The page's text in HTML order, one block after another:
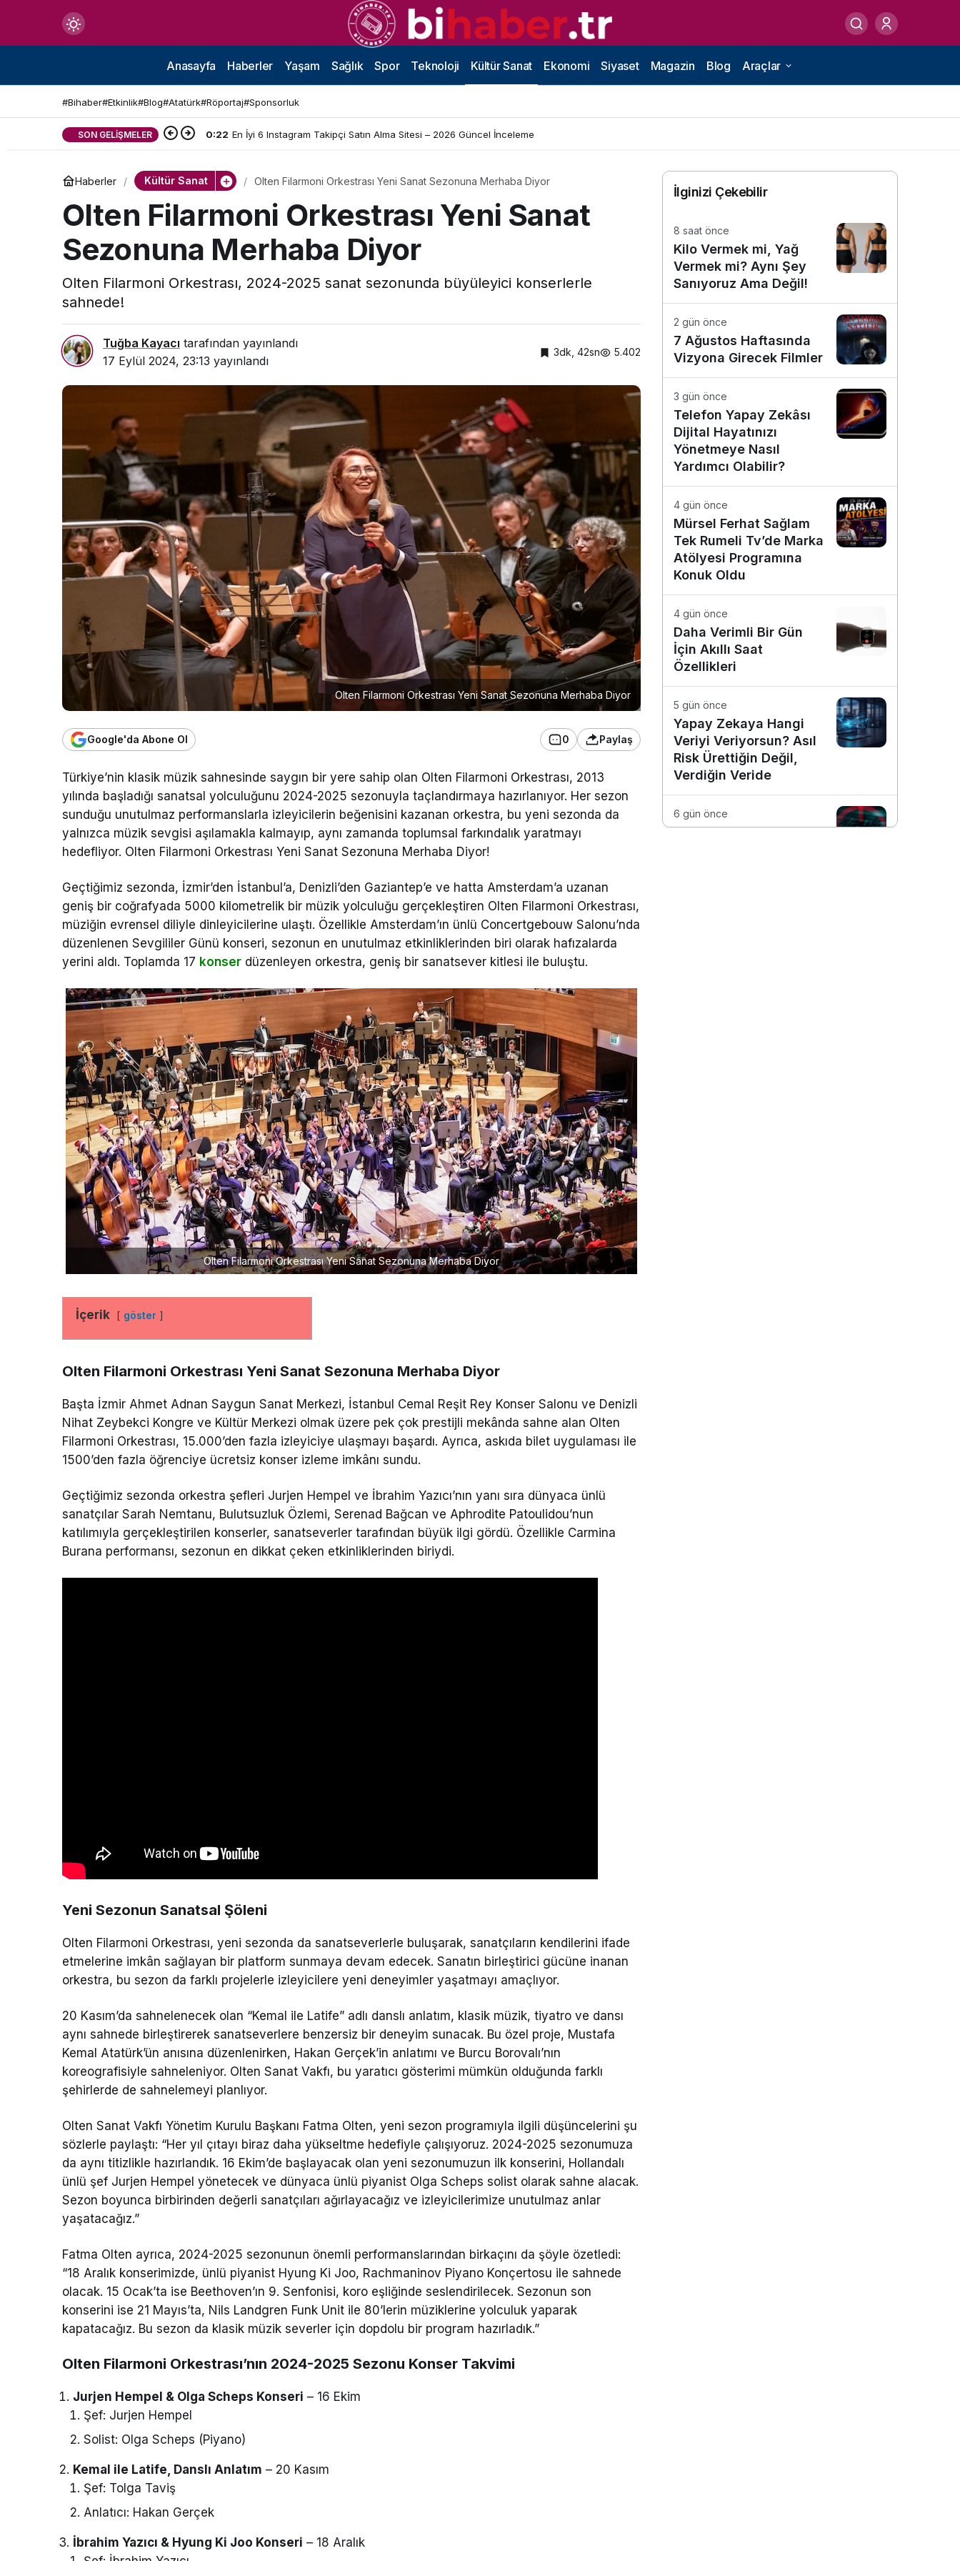
Mod
değiştir
Anasayfa Haberler Yaşam Sağlık Spor Teknoloji Kültür Sanat Ekonomi Siyaset Magazin Blog Araçlar
#Bihaber#Etkinlik#Blog#Atatürk#Röportaj#Sponsorluk
SON GELIŞMELER 0:22 En İyi 6 Instagram Takipçi Satın Alma Sitesi – 2026 Güncel İnceleme
Haberler Kültür Sanat Olten Filarmoni Orkestrası Yeni Sanat Sezonuna Merhaba Diyor
Olten Filarmoni Orkestrası Yeni Sanat
Sezonuna Merhaba Diyor
Olten Filarmoni Orkestrası, 2024-2025 sanat sezonunda büyüleyici konserlerle
sahnede!
Tuğba Kayacı tarafından yayınlandı
17 Eylül 2024, 23:13 yayınlandı
3dk, 42sn 5.402
Olten Filarmoni Orkestrası Yeni Sanat Sezonuna Merhaba Diyor
Google'da Abone Ol 0 Paylaş
Türkiye’nin klasik müzik sahnesinde saygın bir yere sahip olan Olten Filarmoni Orkestrası, 2013
yılında başladığı sanatsal yolculuğunu 2024-2025 sezonuyla taçlandırmaya hazırlanıyor. Her sezon
sunduğu unutulmaz performanslarla izleyicilerin beğenisini kazanan orkestra, bu yeni sezonda da
yalnızca müzik sevgisi aşılamakla kalmayıp, aynı zamanda toplumsal farkındalık yaratmayı
hedefliyor. Olten Filarmoni Orkestrası Yeni Sanat Sezonuna Merhaba Diyor!
Geçtiğimiz sezonda, İzmir’den İstanbul’a, Denizli’den Gaziantep’e ve hatta Amsterdam’a uzanan
geniş bir coğrafyada 5000 kilometrelik bir müzik yolculuğu gerçekleştiren Olten Filarmoni Orkestrası,
müziğin evrensel diliyle dinleyicilerine ulaştı. Özellikle Amsterdam’ın ünlü Concertgebouw Salonu’nda
düzenlenen Sevgililer Günü konseri, sezonun en unutulmaz etkinliklerinden biri olarak hafızalarda
yerini aldı. Toplamda 17 konser düzenleyen orkestra, geniş bir sanatsever kitlesi ile buluştu.
Olten Filarmoni Orkestrası Yeni Sanat Sezonuna Merhaba Diyor
İçerik göster
Olten Filarmoni Orkestrası Yeni Sanat Sezonuna Merhaba Diyor
Başta İzmir Ahmet Adnan Saygun Sanat Merkezi, İstanbul Cemal Reşit Rey Konser Salonu ve Denizli
Nihat Zeybekci Kongre ve Kültür Merkezi olmak üzere pek çok prestijli mekânda sahne alan Olten
Filarmoni Orkestrası, 15.000’den fazla izleyiciye ulaşmayı başardı. Ayrıca, askıda bilet uygulaması ile
1500’den fazla öğrenciye ücretsiz konser izleme imkânı sundu.
Geçtiğimiz sezonda orkestra şefleri Jurjen Hempel ve İbrahim Yazıcı’nın yanı sıra dünyaca ünlü
sanatçılar Sarah Nemtanu, Bulutsuzluk Özlemi, Serenad Bağcan ve Aphrodite Patoulidou’nun
katılımıyla gerçekleştirilen konserler, sanatseverler tarafından büyük ilgi gördü. Özellikle Carmina
Burana performansı, sezonun en dikkat çeken etkinliklerinden biriydi.
Yeni Sezonun Sanatsal Şöleni
Olten Filarmoni Orkestrası, yeni sezonda da sanatseverlerle buluşarak, sanatçıların kendilerini ifade
etmelerine imkân sağlayan bir platform sunmaya devam edecek. Sanatın birleştirici gücüne inanan
orkestra, bu sezon da farklı projelerle izleyicilere yeni deneyimler yaşatmayı amaçlıyor.
20 Kasım’da sahnelenecek olan “Kemal ile Latife” adlı danslı anlatım, klasik müzik, tiyatro ve dansı
aynı sahnede birleştirerek sanatseverlere benzersiz bir deneyim sunacak. Bu özel proje, Mustafa
Kemal Atatürk’ün anısına düzenlenirken, Hakan Gerçek’in anlatımı ve Burcu Borovalı’nın
koreografisiyle sahneleniyor. Olten Sanat Vakfı, bu yaratıcı gösterimi mümkün olduğunda farklı
şehirlerde de sahnelemeyi planlıyor.
Olten Sanat Vakfı Yönetim Kurulu Başkanı Fatma Olten, yeni sezon programıyla ilgili düşüncelerini şu
sözlerle paylaştı: “Her yıl çıtayı biraz daha yükseltme hedefiyle çalışıyoruz. 2024-2025 sezonumuza
da aynı titizlikle hazırlandık. 16 Ekim’de başlayacak olan yeni sezonumuzun ilk konserini, Hollandalı
ünlü şef Jurjen Hempel yönetecek ve dünyaca ünlü piyanist Olga Scheps solist olarak sahne alacak.
Sezon boyunca birbirinden değerli sanatçıları ağırlayacağız ve izleyicilerimize unutulmaz anlar
yaşatacağız.”
Fatma Olten ayrıca, 2024-2025 sezonunun önemli performanslarından birkaçını da şöyle özetledi:
“18 Aralık konserimizde, ünlü piyanist Hyung Ki Joo, Rachmaninov Piyano Konçertosu ile sahnede
olacak. 15 Ocak’ta ise Beethoven’ın 9. Senfonisi, koro eşliğinde seslendirilecek. Sezonun son
konserini ise 21 Mayıs’ta, Nils Landgren Funk Unit ile 80’lerin müziklerine yolculuk yaparak
kapatacağız. Bu sezon da klasik müzik severler için dopdolu bir program hazırladık.”
Olten Filarmoni Orkestrası’nın 2024-2025 Sezonu Konser Takvimi
Jurjen Hempel & Olga Scheps Konseri – 16 Ekim
Şef: Jurjen Hempel
Solist: Olga Scheps (Piyano)
Kemal ile Latife, Danslı Anlatım – 20 Kasım
Şef: Tolga Taviş
Anlatıcı: Hakan Gerçek
İbrahim Yazıcı & Hyung Ki Joo Konseri – 18 Aralık
İlginizi Çekebilir
8 saat önce
Kilo Vermek mi, Yağ
Vermek mi? Aynı Şey
Sanıyoruz Ama Değil!
2 gün önce
7 Ağustos Haftasında
Vizyona Girecek Filmler
3 gün önce
Telefon Yapay Zekâsı
Dijital Hayatınızı
Yönetmeye Nasıl
Yardımcı Olabilir?
4 gün önce
Mürsel Ferhat Sağlam
Tek Rumeli Tv’de Marka
Atölyesi Programına
Konuk Oldu
4 gün önce
Daha Verimli Bir Gün
İçin Akıllı Saat
Özellikleri
5 gün önce
Yapay Zekaya Hangi
Veriyi Veriyorsun? Asıl
Risk Ürettiğin Değil,
Verdiğin Veride
6 gün önce
E-Posta Kutunuz